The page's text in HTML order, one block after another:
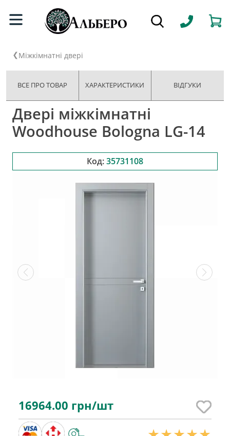
Міжкімнатні двері
ВСЕ ПРО ТОВАР ХАРАКТЕРИСТИКИ ВІДГУКИ
Двері міжкімнатні
Woodhouse Bologna LG-14
Код:35731108
16964.00 грн/шт